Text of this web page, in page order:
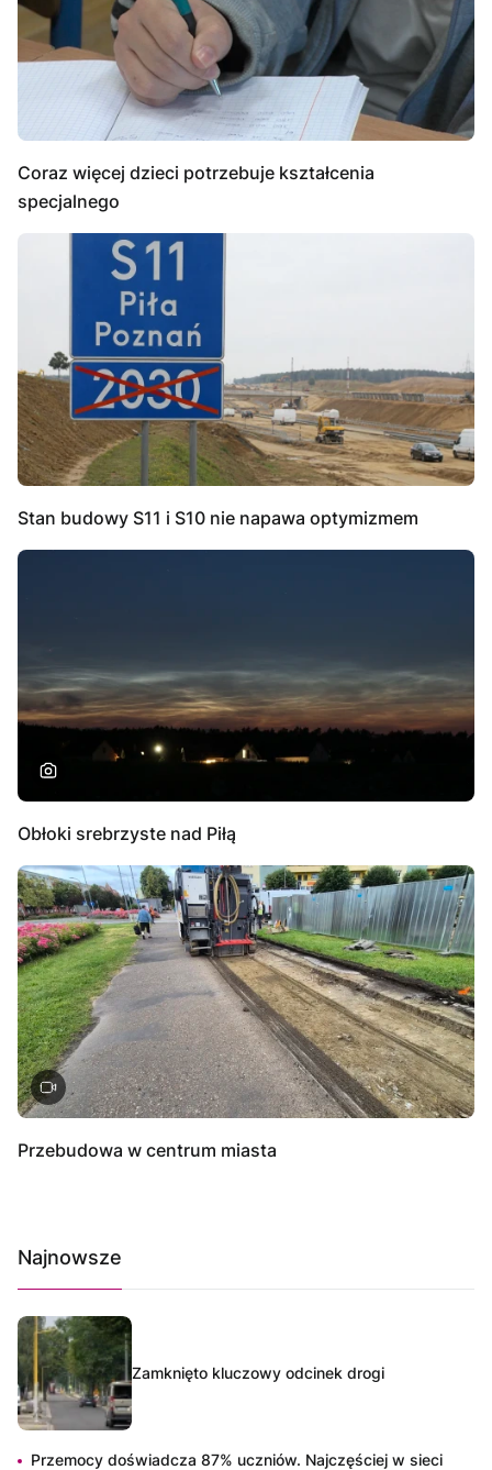
Coraz więcej dzieci potrzebuje kształcenia
specjalnego
Stan budowy S11 i S10 nie napawa optymizmem
Obłoki srebrzyste nad Piłą
Przebudowa w centrum miasta
Najnowsze
Zamknięto kluczowy odcinek drogi
Przemocy doświadcza 87% uczniów. Najczęściej w sieci